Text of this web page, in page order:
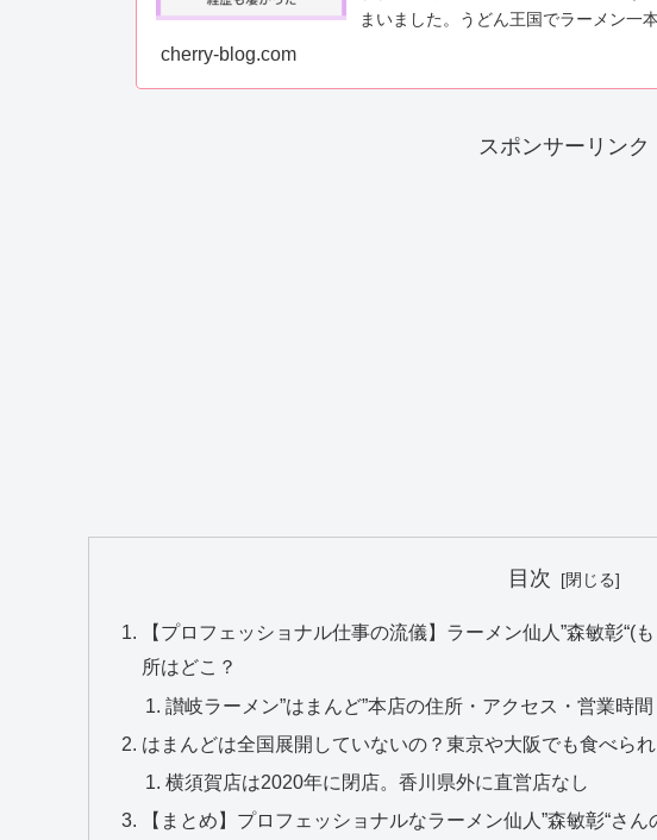
まいました。うどん王国でラーメン一
cherry-blog.com
スポンサーリンク
目次
【プロフェッショナル仕事の流儀】ラーメン仙人”森敏彰“(
所はどこ？
讃岐ラーメン”はまんど”本店の住所・アクセス・営業時間
はまんどは全国展開していないの？東京や大阪でも食べら
横須賀店は2020年に閉店。香川県外に直営店なし
【まとめ】プロフェッショナルなラーメン仙人”森敏彰“さ